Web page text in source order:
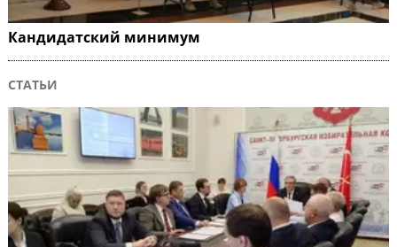
Кандидатский минимум
СТАТЬИ